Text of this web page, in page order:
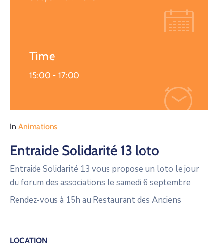
Time
15:00 - 17:00
In Animations
Entraide Solidarité 13 loto
Entraide Solidarité 13 vous propose un loto le jour
du forum des associations le samedi 6 septembre
Rendez-vous à 15h au Restaurant des Anciens
LOCATION